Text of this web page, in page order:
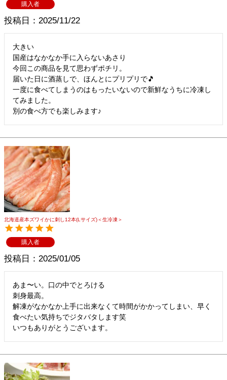
購入者
投稿日 2025/11/22
大きい
国産はなかなか手に入らないあさり
今回この商品を見て思わずポチリ。
届いた日に酒蒸しで、ほんとにプリプリで🎵
一度に食べてしまうのはもったいないので新鮮なうちに冷凍し
てみました。
別の食べ方でも楽しみます♪
北海道産本ズワイかに刺し12本(Lサイズ)＜生冷凍＞
購入者
投稿日 2025/01/05
あま〜い。口の中でとろける
刺身最高。
解凍がなかなか上手に出来なくて時間がかかってしまい、早く
食べたい気持ちでジタバタします笑
いつもありがとうございます。